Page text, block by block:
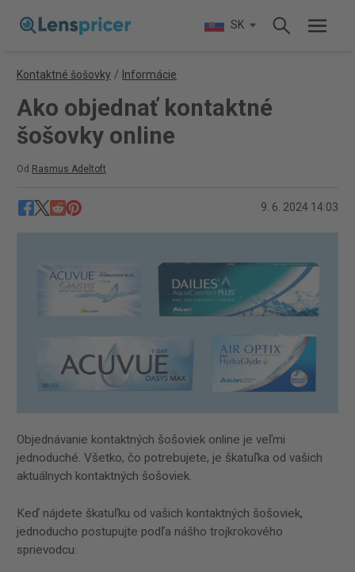
SK
Kontaktné šošovky / Informácie
Ako objednať kontaktné
šošovky online
Od Rasmus Adeltoft
9. 6. 2024 14:03
Objednávanie kontaktných šošoviek online je veľmi
jednoduché. Všetko, čo potrebujete, je škatuľka od vašich
aktuálnych kontaktných šošoviek.
Keď nájdete škatuľku od vašich kontaktných šošoviek,
jednoducho postupujte podľa nášho trojkrokového
sprievodcu: